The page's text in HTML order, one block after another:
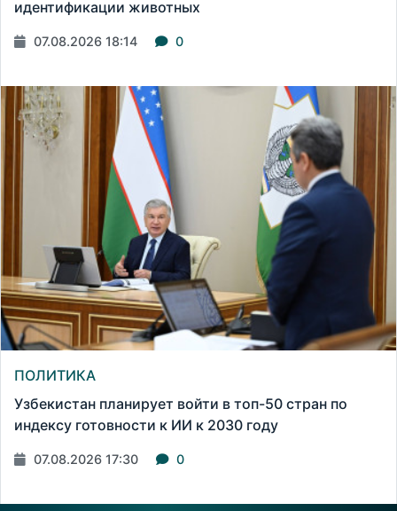
идентификации животных
07.08.2026 18:14 0
ПОЛИТИКА
Узбекистан планирует войти в топ-50 стран по
индексу готовности к ИИ к 2030 году
07.08.2026 17:30 0